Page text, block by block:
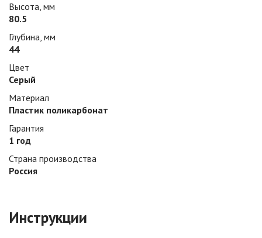
Высота, мм
80.5
Глубина, мм
44
Цвет
Серый
Материал
Плаcтик поликарбонат
Гарантия
1 год
Страна производства
Россия
Инструкции